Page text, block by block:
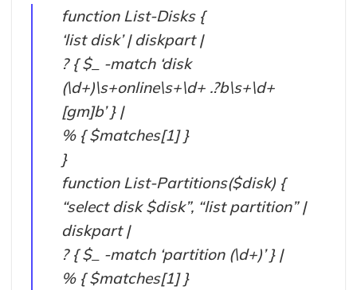
function List-Disks {
‘list disk’ | diskpart |
? { $_ -match ‘disk
(\d+)\s+online\s+\d+ .?b\s+\d+
[gm]b’ } |
% { $matches[1] }
}
function List-Partitions($disk) {
“select disk $disk”, “list partition” |
diskpart |
? { $_ -match ‘partition (\d+)’ } |
% { $matches[1] }